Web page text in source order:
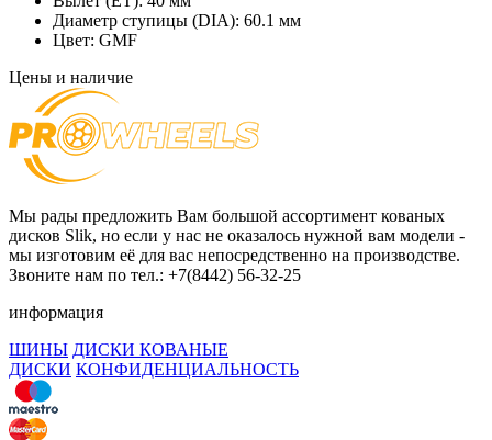
Диаметр ступицы (DIA): 60.1 мм
Цвет: GMF
Цены и наличие
Мы рады предложить Вам большой ассортимент кованых
дисков Slik, но если у нас не оказалось нужной вам модели -
мы изготовим её для вас непосредственно на производстве.
Звоните нам по тел.: +7(8442) 56-32-25
информация
ШИНЫ ДИСКИ КОВАНЫЕ
ДИСКИ КОНФИДЕНЦИАЛЬНОСТЬ